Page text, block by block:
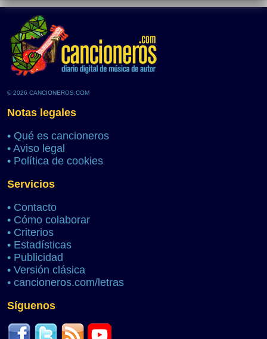
© 2026 CANCIONEROS.COM
Notas legales
• Qué es cancioneros
• Aviso legal
• Política de cookies
Servicios
• Contacto
• Cómo colaborar
• Criterios
• Estadísticas
• Publicidad
• Versión clásica
• cancioneros.com/letras
Síguenos